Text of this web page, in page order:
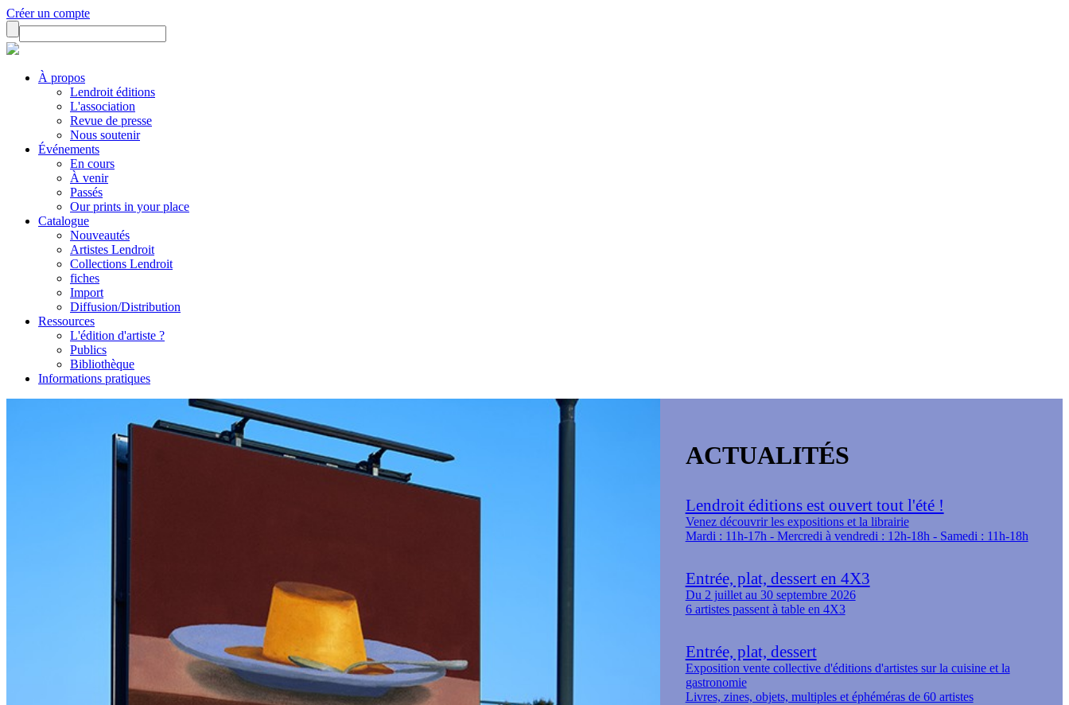
Créer un compte
À propos
Lendroit éditions
L'association
Revue de presse
Nous soutenir
Événements
En cours
À venir
Passés
Our prints in your place
Catalogue
Nouveautés
Artistes Lendroit
Collections Lendroit
fiches
Import
Diffusion/Distribution
Ressources
L'édition d'artiste ?
Publics
Bibliothèque
Informations pratiques
ACTUALITÉS
Lendroit éditions est ouvert tout l'été !
Venez découvrir les expositions et la librairie
Mardi : 11h-17h - Mercredi à vendredi : 12h-18h - Samedi : 11h-18h
Entrée, plat, dessert en 4X3
Du 2 juillet au 30 septembre 2026
6 artistes passent à table en 4X3
Entrée, plat, dessert
Exposition vente collective d'éditions d'artistes sur la cuisine et la
gastronomie
Livres, zines, objets, multiples et éphéméras de 60 artistes